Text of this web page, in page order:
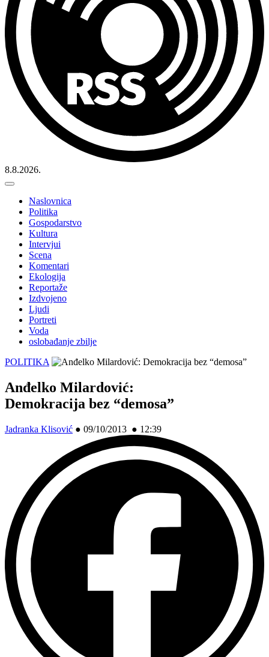
8.8.2026.
Naslovnica
Politika
Gospodarstvo
Kultura
Intervjui
Scena
Komentari
Ekologija
Reportaže
Izdvojeno
Ljudi
Portreti
Voda
oslobađanje zbilje
POLITIKA
Anđelko Milardović:
Demokracija bez “demosa”
Jadranka Klisović ● 09/10/2013 ● 12:39